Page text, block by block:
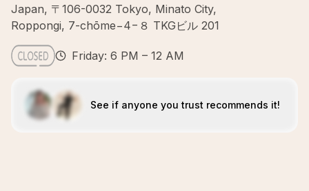
Japan, 〒106-0032 Tokyo, Minato City,
Roppongi, 7-chōme−4−８ TKGビル 201
Friday: 6 PM – 12 AM
See if anyone you trust recommends it!